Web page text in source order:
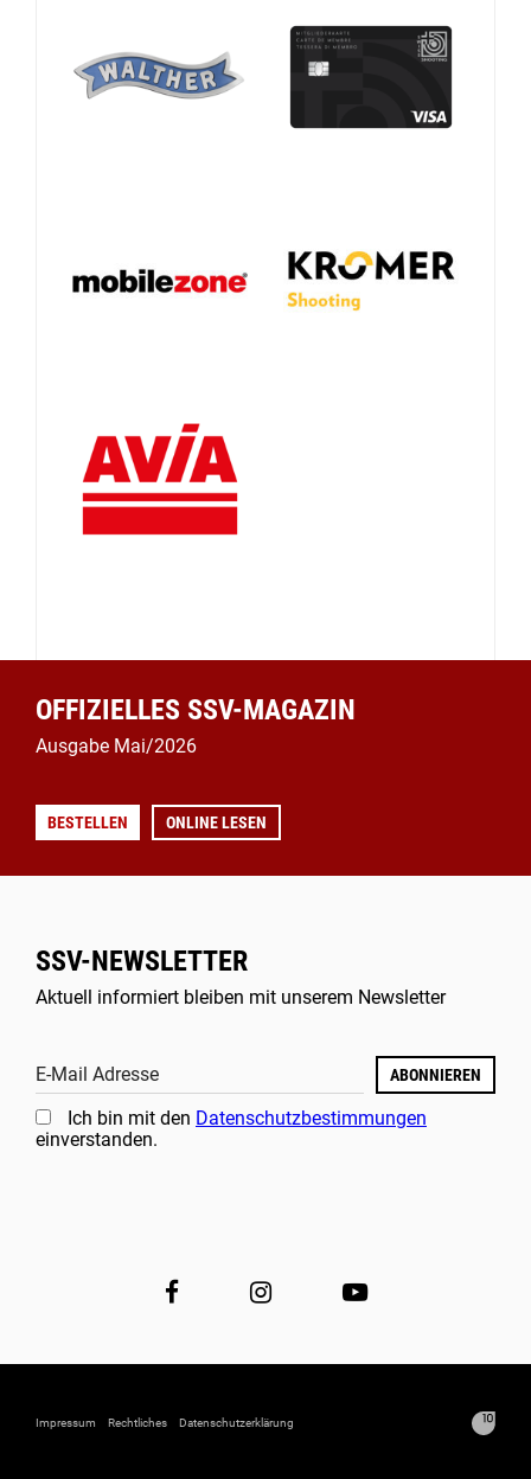
OFFIZIELLES SSV-MAGAZIN
Ausgabe Mai/2026
BESTELLEN ONLINE LESEN
SSV-NEWSLETTER
Aktuell informiert bleiben mit unserem Newsletter
E-Mail Adresse ABONNIEREN
Ich bin mit den Datenschutzbestimmungen
einverstanden.
Impressum Rechtliches Datenschutzerklärung